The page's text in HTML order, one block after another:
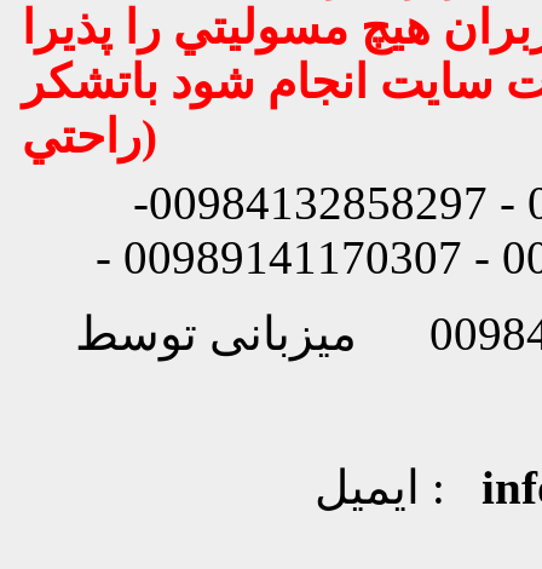
هيچ مسوليتي را پذيرا
سايت انجام شود باتشكر
راحتي)
شماره تماس: 00984132858296 - 00984132858297-
ایمیل :